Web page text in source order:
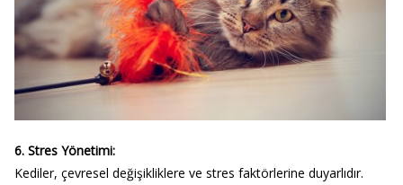
6. Stres Yönetimi:
Kediler, çevresel değişikliklere ve stres faktörlerine duyarlıdır.